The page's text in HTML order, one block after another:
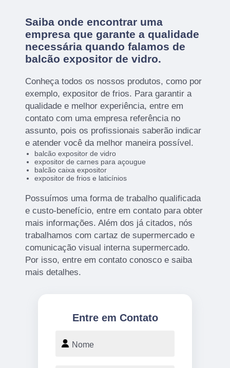
Saiba onde encontrar uma
empresa que garante a qualidade
necessária quando falamos de
balcão expositor de vidro.
Conheça todos os nossos produtos, como por
exemplo, expositor de frios. Para garantir a
qualidade e melhor experiência, entre em
contato com uma empresa referência no
assunto, pois os profissionais saberão indicar
e atender você da melhor maneira possível.
balcão expositor de vidro
expositor de carnes para açougue
balcão caixa expositor
expositor de frios e laticínios
Possuímos uma forma de trabalho qualificada
e custo-benefício, entre em contato para obter
mais informações. Além dos já citados, nós
trabalhamos com cartaz de supermercado e
comunicação visual interna supermercado.
Por isso, entre em contato conosco e saiba
mais detalhes.
Entre em Contato